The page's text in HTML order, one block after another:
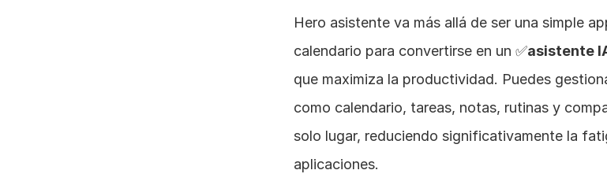
Hero asistente va más allá de ser una simple
calendario para convertirse en un ✅asistente
que maximiza la productividad. Puedes
como calendario, tareas, notas, rutinas y
solo lugar, reduciendo significativamente la
aplicaciones.